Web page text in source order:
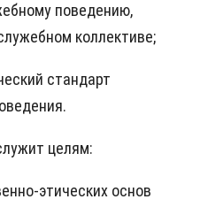
поведению,
коллективе;
стандарт
целям:
этических основ